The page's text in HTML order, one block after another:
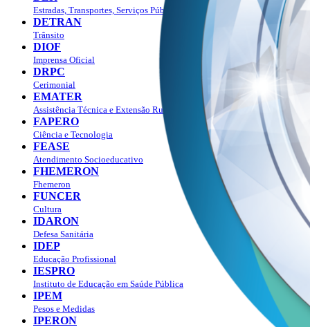
Estradas, Transportes, Serviços Públicos
DETRAN
Trânsito
DIOF
Imprensa Oficial
DRPC
Cerimonial
EMATER
Assistência Técnica e Extensão Rural
FAPERO
Ciência e Tecnologia
FEASE
Atendimento Socioeducativo
FHEMERON
Fhemeron
FUNCER
Cultura
IDARON
Defesa Sanitária
IDEP
Educação Profissional
IESPRO
Instituto de Educação em Saúde Pública
IPEM
Pesos e Medidas
IPERON